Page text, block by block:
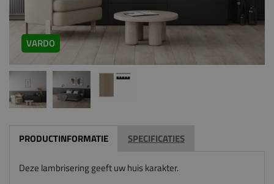
VARDO
PRODUCTINFORMATIE SPECIFICATIES
Deze lambrisering geeft uw huis karakter.